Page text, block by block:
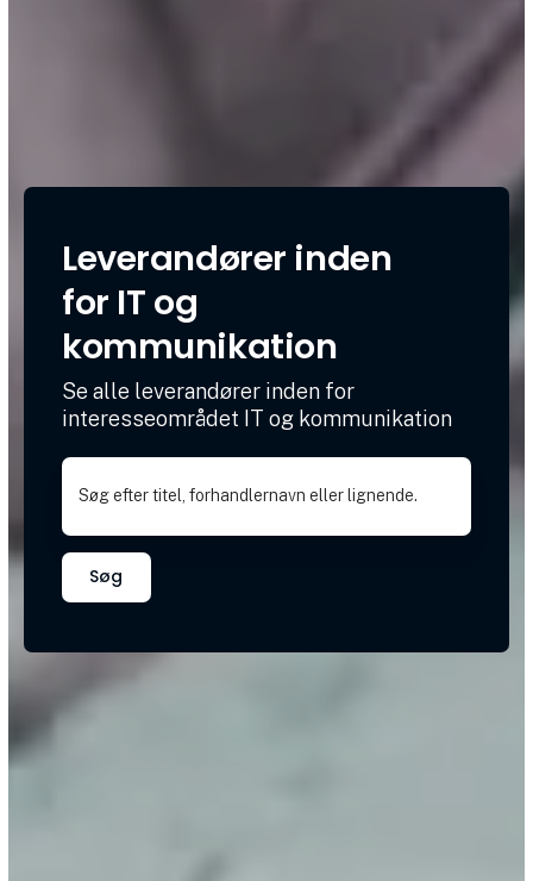
Leverandører inden
for IT og
kommunikation
Se alle leverandører inden for
interesseområdet IT og kommunikation
Søg efter titel, forhandlernavn eller lignende.
Søg